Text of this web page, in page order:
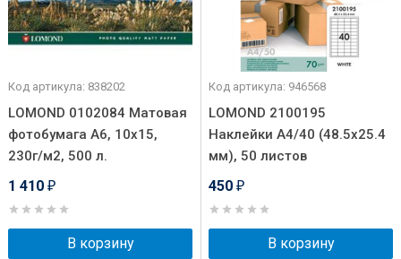
Код артикула: 838202
LOMOND 0102084 Матовая
фотобумага A6, 10х15,
230г/м2, 500 л.
1 410 ₽
В корзину
Код артикула: 946568
LOMOND 2100195
Наклейки A4/40 (48.5х25.4
мм), 50 листов
450 ₽
В корзину